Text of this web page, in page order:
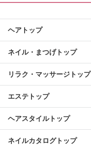
ヘアトップ
ネイル・まつげトップ
リラク・マッサージトップ
エステトップ
ヘアスタイルトップ
ネイルカタログトップ